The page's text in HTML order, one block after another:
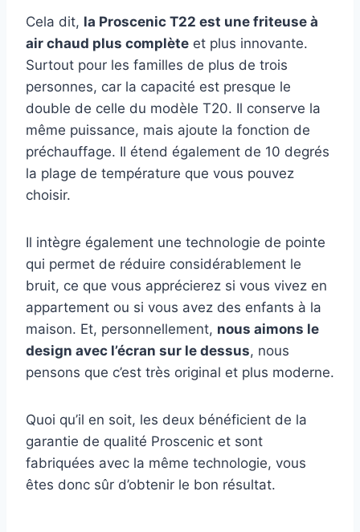
Cela dit, la Proscenic T22 est une friteuse à
air chaud plus complète et plus innovante.
Surtout pour les familles de plus de trois
personnes, car la capacité est presque le
double de celle du modèle T20. Il conserve la
même puissance, mais ajoute la fonction de
préchauffage. Il étend également de 10 degrés
la plage de température que vous pouvez
choisir.
Il intègre également une technologie de pointe
qui permet de réduire considérablement le
bruit, ce que vous apprécierez si vous vivez en
appartement ou si vous avez des enfants à la
maison. Et, personnellement, nous aimons le
design avec l’écran sur le dessus, nous
pensons que c’est très original et plus moderne.
Quoi qu’il en soit, les deux bénéficient de la
garantie de qualité Proscenic et sont
fabriquées avec la même technologie, vous
êtes donc sûr d’obtenir le bon résultat.